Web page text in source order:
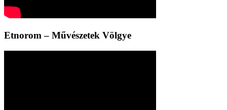
Etnorom – Művészetek Völgye